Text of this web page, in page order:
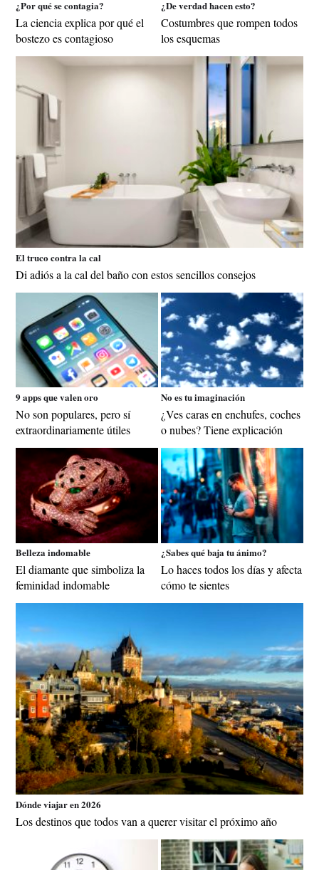
¿Por qué se contagia?
La ciencia explica por qué el
bostezo es contagioso
¿De verdad hacen esto?
Costumbres que rompen todos
los esquemas
El truco contra la cal
Di adiós a la cal del baño con estos sencillos consejos
9 apps que valen oro
No son populares, pero sí
extraordinariamente útiles
No es tu imaginación
¿Ves caras en enchufes, coches
o nubes? Tiene explicación
Belleza indomable
El diamante que simboliza la
feminidad indomable
¿Sabes qué baja tu ánimo?
Lo haces todos los días y afecta
cómo te sientes
Dónde viajar en 2026
Los destinos que todos van a querer visitar el próximo año